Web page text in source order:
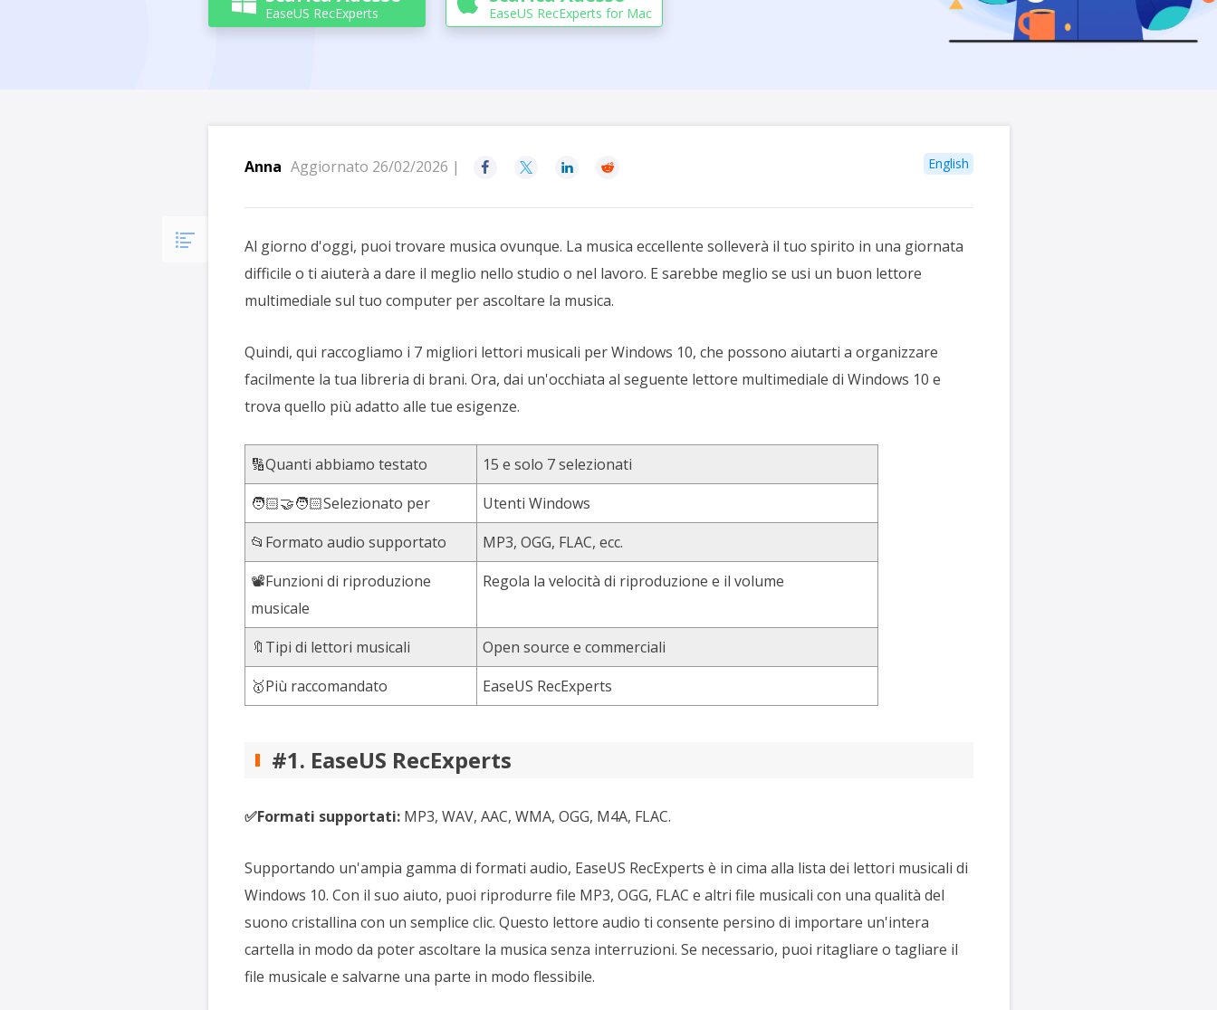
EaseUS RecExperts EaseUS RecExperts for Mac
Anna Aggiornato 26/02/2026 |     English
Al giorno d'oggi, puoi trovare musica ovunque. La musica eccellente solleverà il tuo spirito in una giornata
difficile o ti aiuterà a dare il meglio nello studio o nel lavoro. E sarebbe meglio se usi un buon lettore
multimediale sul tuo computer per ascoltare la musica.
Quindi, qui raccogliamo i 7 migliori lettori musicali per Windows 10, che possono aiutarti a organizzare
facilmente la tua libreria di brani. Ora, dai un'occhiata al seguente lettore multimediale di Windows 10 e
trova quello più adatto alle tue esigenze.
🔢Quanti abbiamo testato
15 e solo 7 selezionati
🧑🏻‍🤝‍🧑🏻Selezionato per
Utenti Windows
📂Formato audio supportato
MP3, OGG, FLAC, ecc.
📽️Funzioni di riproduzione
musicale
Regola la velocità di riproduzione e il volume
🔖Tipi di lettori musicali
Open source e commerciali
🥇Più raccomandato
EaseUS RecExperts
#1. EaseUS RecExperts
✅Formati supportati:MP3, WAV, AAC, WMA, OGG, M4A, FLAC.
Supportando un'ampia gamma di formati audio, EaseUS RecExperts è in cima alla lista dei lettori musicali di
Windows 10. Con il suo aiuto, puoi riprodurre file MP3, OGG, FLAC e altri file musicali con una qualità del
suono cristallina con un semplice clic. Questo lettore audio ti consente persino di importare un'intera
cartella in modo da poter ascoltare la musica senza interruzioni. Se necessario, puoi ritagliare o tagliare il
file musicale e salvarne una parte in modo flessibile.